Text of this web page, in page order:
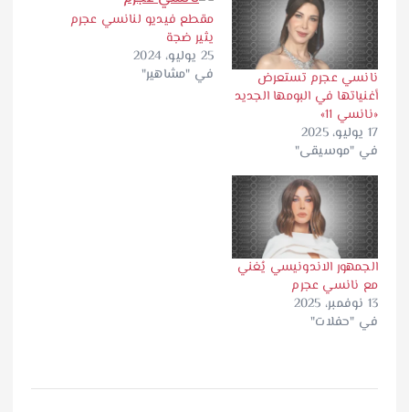
نانسي عجرم تستعرض
أغنياتها في البومها الجديد
«نانسي 11»
17 يوليو، 2025
في "موسيقى"
مقطع فيديو لنانسي عجرم
يثير ضجة
25 يوليو، 2024
في "مشاهير"
الجمهور الاندونيسي يُغني
مع نانسي عجرم
13 نوفمبر، 2025
في "حفلات"